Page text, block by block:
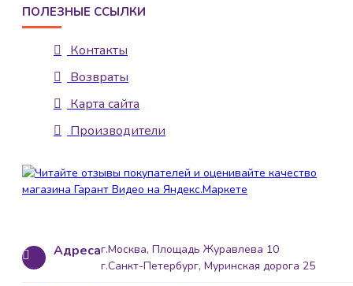
ПОЛЕЗНЫЕ ССЫЛКИ
Контакты
Возвраты
Карта сайта
Производители
Адресаг.Москва, Площадь Журавлева 10
г.Санкт-Петербург, Муринская дорога 25